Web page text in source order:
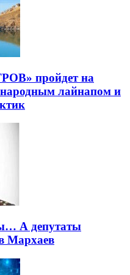
пройдет на
лайнапом и
А депутаты
Мархаев